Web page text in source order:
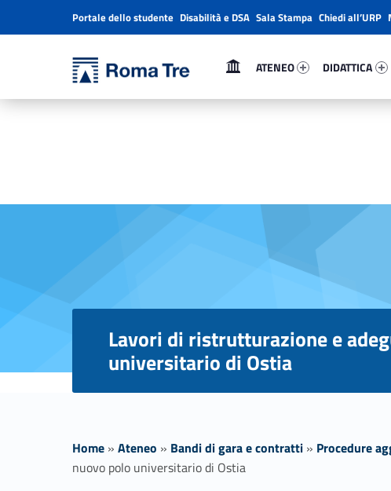
Primary Menu
ATENEO
DIDATTICA
Header info sidebar
Portale dello studente Disabilità e DSA Sala Stampa Chiedi all’URP
Lavori di ristrutturazione e
universitario di Ostia
Home » Ateneo » Bandi di gara e contratti » Procedure
nuovo polo universitario di Ostia